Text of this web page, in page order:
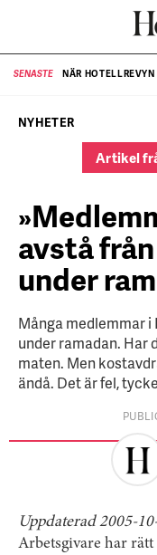
SENASTE NÄR
NYHETER
Artikel
avstå
under
Många medlemmar
under ramadan. Har
maten. Men
ändå. Det är fel,
Uppdaterad 2005-
Arbetsgivare har